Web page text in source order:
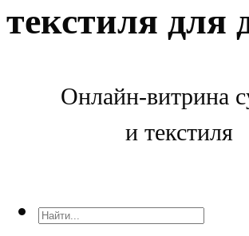
текстиля для
Онлайн-витрина
и текстиля